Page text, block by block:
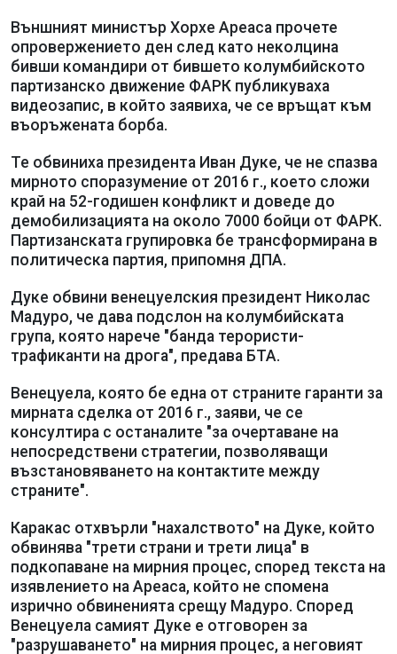
Външният министър Хорхе Ареаса прочете
опровержението ден след като неколцина
бивши командири от бившето колумбийското
партизанско движение ФАРК публикуваха
видеозапис, в който заявиха, че се връщат към
въоръжената борба.
Те обвиниха президента Иван Дуке, че не спазва
мирното споразумение от 2016 г., което сложи
край на 52-годишен конфликт и доведе до
демобилизацията на около 7000 бойци от ФАРК.
Партизанската групировка бе трансформирана в
политическа партия, припомня ДПА.
Дуке обвини венецуелския президент Николас
Мадуро, че дава подслон на колумбийската
група, която нарече "банда терористи-
трафиканти на дрога", предава БТА.
Венецуела, която бе една от страните гаранти за
мирната сделка от 2016 г., заяви, че се
консултира с останалите "за очертаване на
непосредствени стратегии, позволяващи
възстановяването на контактите между
страните".
Каракас отхвърли "нахалството" на Дуке, който
обвинява "трети страни и трети лица" в
подкопаване на мирния процес, според текста на
изявлението на Ареаса, който не спомена
изрично обвиненията срещу Мадуро. Според
Венецуела самият Дуке е отговорен за
"разрушаването" на мирния процес, а неговият